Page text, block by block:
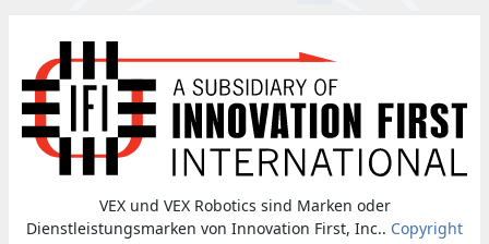
VEX und VEX Robotics sind Marken oder
Dienstleistungsmarken von Innovation First, Inc.. Copyright